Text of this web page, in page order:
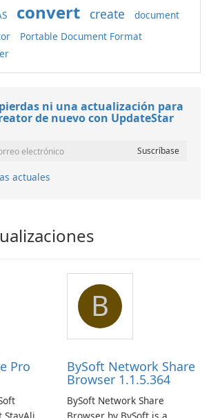
convert create document
Portable Document Format
ni una actualización para
de nuevo con UpdateStar
actuales
Pro
B
BySoft Network Share
Browser 1.1.5.364
BySoft Network Share